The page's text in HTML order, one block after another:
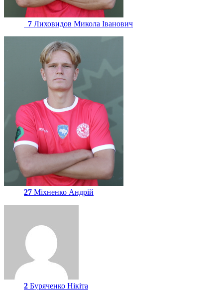
7 Лиховидов Микола Іванович
27 Міхненко Андрій
2 Буряченко Нікіта